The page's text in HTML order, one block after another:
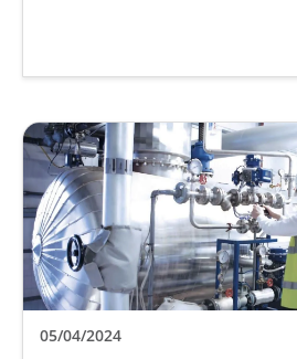
05/04/2024